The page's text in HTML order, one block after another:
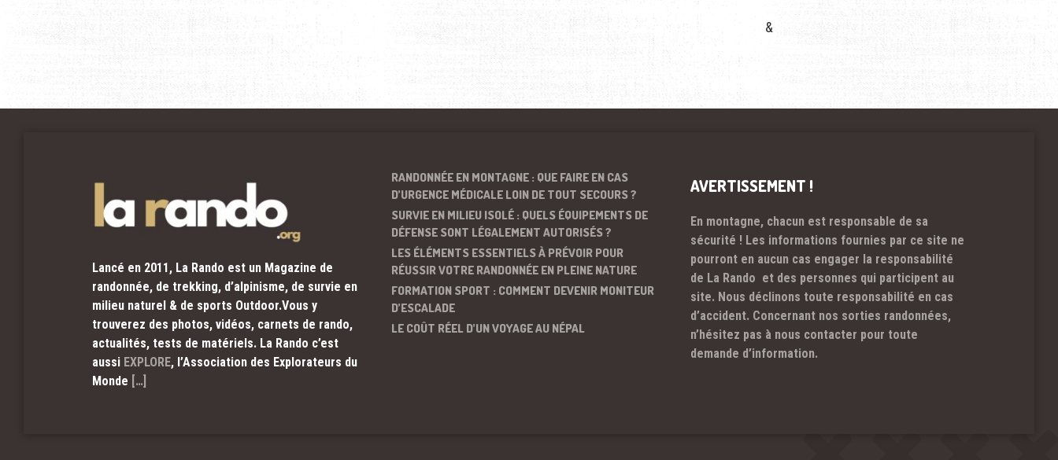
&
Lancé en 2011, La Rando est un Magazine de
randonnée, de trekking, d’alpinisme, de survie en
milieu naturel & de sports Outdoor.Vous y
trouverez des photos, vidéos, carnets de rando,
actualités, tests de matériels. La Rando c’est
aussi EXPLORE, l’Association des Explorateurs du
Monde […]
RANDONNÉE EN MONTAGNE : QUE FAIRE EN CAS
D’URGENCE MÉDICALE LOIN DE TOUT SECOURS ?
SURVIE EN MILIEU ISOLÉ : QUELS ÉQUIPEMENTS DE
DÉFENSE SONT LÉGALEMENT AUTORISÉS ?
LES ÉLÉMENTS ESSENTIELS À PRÉVOIR POUR
RÉUSSIR VOTRE RANDONNÉE EN PLEINE NATURE
FORMATION SPORT : COMMENT DEVENIR MONITEUR
D’ESCALADE
LE COÛT RÉEL D’UN VOYAGE AU NÉPAL
AVERTISSEMENT !
En montagne, chacun est responsable de sa
sécurité ! Les informations fournies par ce site ne
pourront en aucun cas engager la responsabilité
de La Rando et des personnes qui participent au
site. Nous déclinons toute responsabilité en cas
d’accident. Concernant nos sorties randonnées,
n’hésitez pas à nous contacter pour toute
demande d’information.